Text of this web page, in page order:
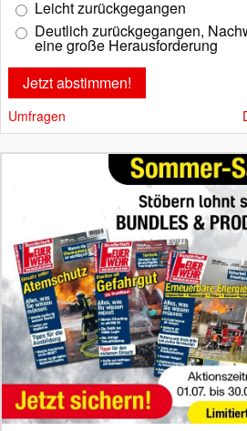
Leicht zurückgegangen
Deutlich zurückgegangen,
eine große Herausforderung
Umfragen